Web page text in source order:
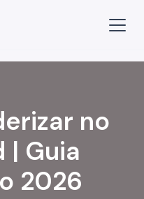
no
| Guia
2026